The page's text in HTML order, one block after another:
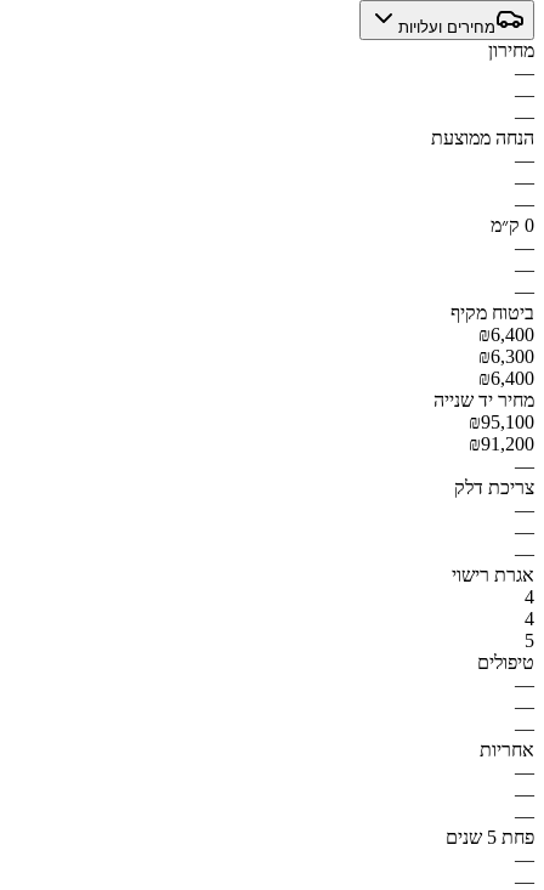
מחירים ועלויות
מחירון
—
—
—
הנחה ממוצעת
—
—
—
0 ק״מ
—
—
—
ביטוח מקיף
₪6,400
₪6,300
₪6,400
מחיר יד שנייה
₪95,100
₪91,200
—
צריכת דלק
—
—
—
אגרת רישוי
4
4
5
טיפולים
—
—
—
אחריות
—
—
—
פחת 5 שנים
—
—